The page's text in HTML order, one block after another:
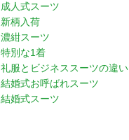
成人式スーツ
新柄入荷
濃紺スーツ
特別な1着
礼服とビジネススーツの違い
結婚式お呼ばれスーツ
結婚式スーツ